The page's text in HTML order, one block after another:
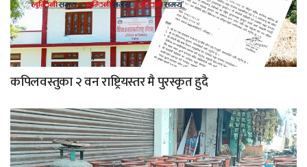
कपिलवस्तुका २ वन राष्ट्रियस्तर मै पुरस्कृत हुदै